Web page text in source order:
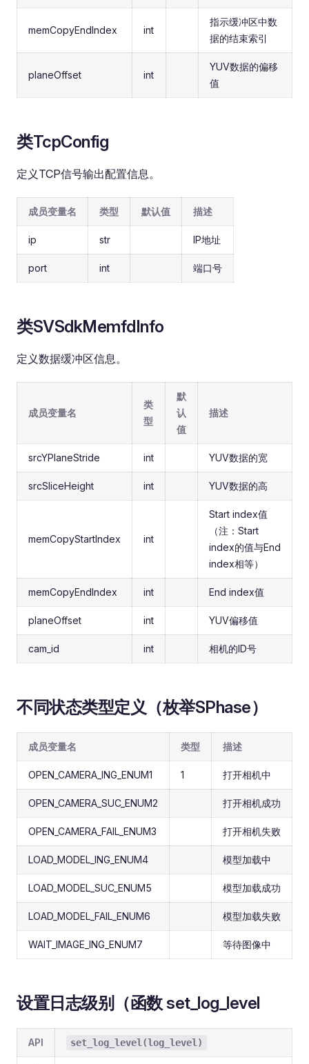
memCopyEndIndex int
指示缓冲区中数
据的结束索引
planeOffset int
YUV数据的偏移
值
类TcpConfig
定义TCP信号输出配置信息。
成员变量名 类型 默认值 描述
ip str IP地址
port int 端口号
类SVSdkMemfdInfo
定义数据缓冲区信息。
成员变量名
类
型
默
认
值
描述
srcYPlaneStride int YUV数据的宽
srcSliceHeight int YUV数据的高
memCopyStartIndex int
Start index值
（注：Start
index的值与End
index相等）
memCopyEndIndex int End index值
planeOffset int YUV偏移值
cam_id int 相机的ID号
不同状态类型定义（枚举SPhase）
成员变量名 类型 描述
OPEN_CAMERA_ING_ENUM1 1 打开相机中
OPEN_CAMERA_SUC_ENUM2 打开相机成功
OPEN_CAMERA_FAIL_ENUM3 打开相机失败
LOAD_MODEL_ING_ENUM4 模型加载中
LOAD_MODEL_SUC_ENUM5 模型加载成功
LOAD_MODEL_FAIL_ENUM6 模型加载失败
WAIT_IMAGE_ING_ENUM7 等待图像中
设置日志级别（函数 set_log_level
API set_log_level(log_level)